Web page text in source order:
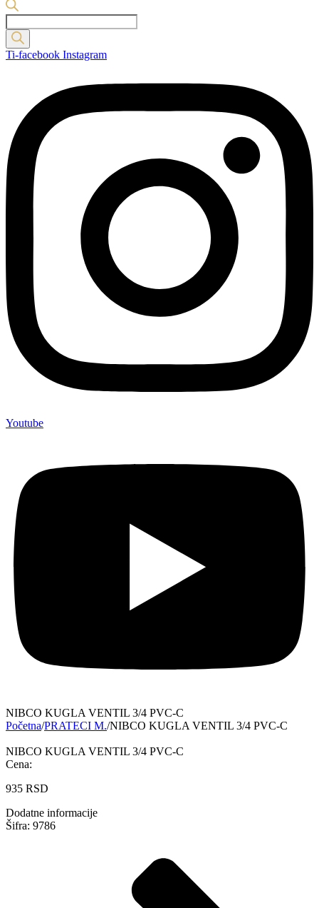
Products
search
Ti-facebook Instagram
Youtube
NIBCO KUGLA VENTIL 3/4 PVC-C
Početna/PRATECI M./NIBCO KUGLA VENTIL 3/4 PVC-C
NIBCO KUGLA VENTIL 3/4 PVC-C
Cena:
935 RSD
Dodatne informacije
Šifra: 9786